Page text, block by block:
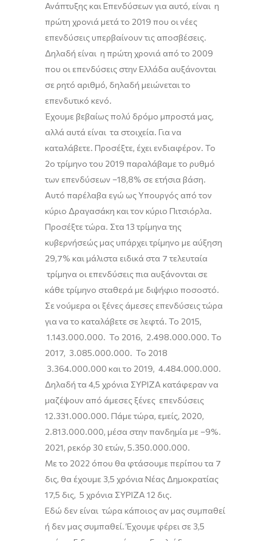
Ανάπτυξης και Επενδύσεων για αυτό, είναι η
πρώτη χρονιά μετά το 2019 που οι νέες
επενδύσεις υπερβαίνουν τις αποσβέσεις.
Δηλαδή είναι η πρώτη χρονιά από το 2009
που οι επενδύσεις στην Ελλάδα αυξάνονται
σε ρητό αριθμό, δηλαδή μειώνεται το
επενδυτικό κενό.
Έχουμε βεβαίως πολύ δρόμο μπροστά μας,
αλλά αυτά είναι τα στοιχεία. Για να
καταλάβετε. Προσέξτε, έχει ενδιαφέρον. Το
2ο τρίμηνο του 2019 παραλάβαμε το ρυθμό
των επενδύσεων –18,8% σε ετήσια βάση.
Αυτό παρέλαβα εγώ ως Υπουργός από τον
κύριο Δραγασάκη και τον κύριο Πιτσιόρλα.
Προσέξτε τώρα. Στα 13 τρίμηνα της
κυβερνήσεώς μας υπάρχειτρίμηνο με αύξηση
29,7% και μάλιστα ειδικά στα 7 τελευταία
τρίμηνα οι επενδύσεις πια αυξάνονται σε
κάθε τρίμηνο σταθερά με διψήφιο ποσοστό.
Σε νούμερα οι ξένες άμεσες επενδύσεις τώρα
για να το καταλάβετε σε λεφτά. Το 2015,
1.143.000.000. Το 2016, 2.498.000.000. Το
2017, 3.085.000.000. Το 2018
3.364.000.000 καιτο 2019, 4.484.000.000.
Δηλαδή τα 4,5 χρόνια ΣΥΡΙΖΑ κατάφεραν να
μαζέψουν από άμεσες ξένες επενδύσεις
12.331.000.000. Πάμε τώρα, εμείς, 2020,
2.813.000.000, μέσα στην πανδημία με –9%.
2021, ρεκόρ 30 ετών, 5.350.000.000.
Με το 2022 όπου θα φτάσουμε περίπου τα 7
δις, θα έχουμε 3,5 χρόνια Νέας Δημοκρατίας
17,5 δις, 5 χρόνια ΣΥΡΙΖΑ 12 δις.
Εδώ δεν είναι τώρα κάποιος αν μας συμπαθεί
ή δεν μας συμπαθεί. Έχουμε φέρει σε 3,5